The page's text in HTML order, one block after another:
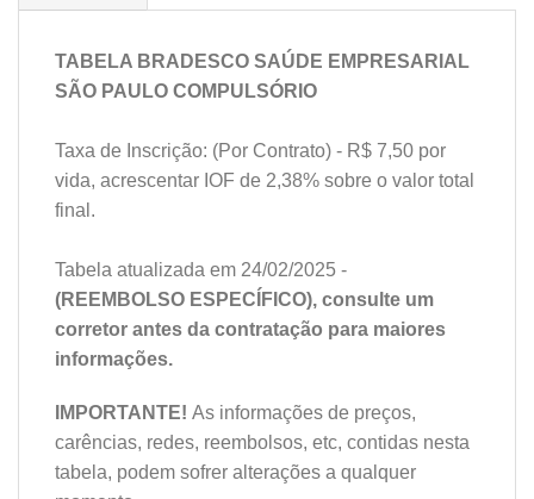
TABELA BRADESCO SAÚDE EMPRESARIAL
SÃO PAULO COMPULSÓRIO
Taxa de Inscrição: (Por Contrato) - R$ 7,50 por
vida, acrescentar IOF de 2,38% sobre o valor total
final.
Tabela atualizada em 24/02/2025 -
(REEMBOLSO ESPECÍFICO), consulte um
corretor antes da contratação para maiores
informações.
IMPORTANTE! As informações de preços,
carências, redes, reembolsos, etc, contidas nesta
tabela, podem sofrer alterações a qualquer